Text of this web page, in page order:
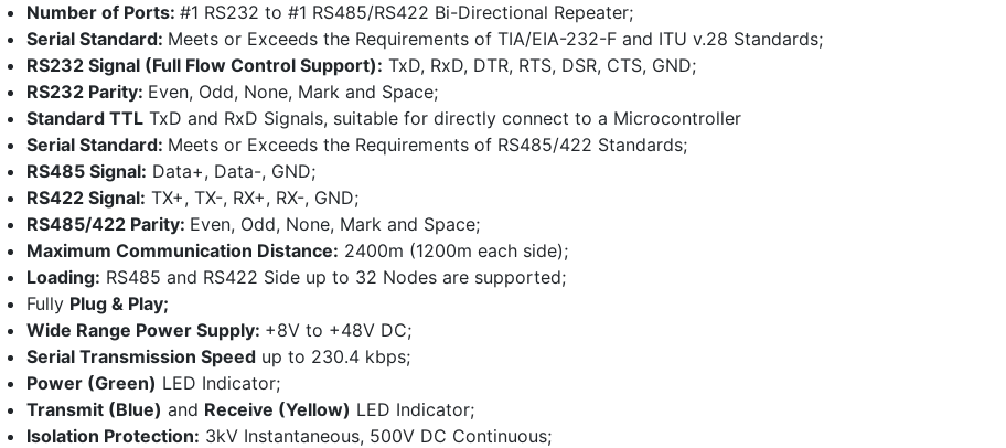
Number of Ports: #1 RS232 to #1 RS485/RS422 Bi-Directional Repeater;
Serial Standard: Meets or Exceeds the Requirements of TIA/EIA-232-F and ITU v.28 Standards;
RS232 Signal (Full Flow Control Support): TxD, RxD, DTR, RTS, DSR, CTS, GND;
RS232 Parity: Even, Odd, None, Mark and Space;
Standard TTL TxD and RxD Signals, suitable for directly connect to a Microcontroller
Serial Standard: Meets or Exceeds the Requirements of RS485/422 Standards;
RS485 Signal: Data+, Data-, GND;
RS422 Signal: TX+, TX-, RX+, RX-, GND;
RS485/422 Parity: Even, Odd, None, Mark and Space;
Maximum Communication Distance: 2400m (1200m each side);
Loading: RS485 and RS422 Side up to 32 Nodes are supported;
Fully Plug & Play;
Wide Range Power Supply: +8V to +48V DC;
Serial Transmission Speed up to 230.4 kbps;
Power (Green) LED Indicator;
Transmit (Blue) and Receive (Yellow) LED Indicator;
Isolation Protection: 3kV Instantaneous, 500V DC Continuous;